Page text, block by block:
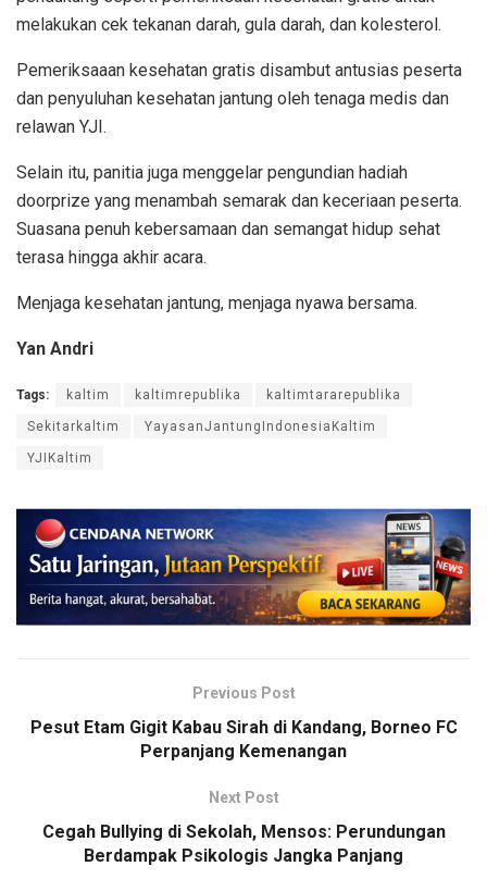
melakukan cek tekanan darah, gula darah, dan kolesterol.
Pemeriksaaan kesehatan gratis disambut antusias peserta
dan penyuluhan kesehatan jantung oleh tenaga medis dan
relawan YJI.
Selain itu, panitia juga menggelar pengundian hadiah
doorprize yang menambah semarak dan keceriaan peserta.
Suasana penuh kebersamaan dan semangat hidup sehat
terasa hingga akhir acara.
Menjaga kesehatan jantung, menjaga nyawa bersama.
Yan Andri
Tags: kaltim kaltimrepublika kaltimtararepublika
Sekitarkaltim YayasanJantungIndonesiaKaltim
YJIKaltim
Previous Post
Pesut Etam Gigit Kabau Sirah di Kandang, Borneo FC
Perpanjang Kemenangan
Next Post
Cegah Bullying di Sekolah, Mensos: Perundungan
Berdampak Psikologis Jangka Panjang